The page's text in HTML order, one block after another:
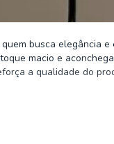
busca elegância
macio e
a qualidade do